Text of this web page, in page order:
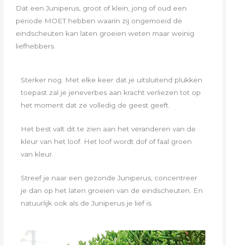
Dat een Juniperus, groot of klein, jong of oud een
periode MOET hebben waarin zij ongemoeid de
eindscheuten kan laten groeienweten maar weinig
liefhebbers.
Sterker nog. Met elke keer dat je uitsluitend plukken
toepast zal je jeneverbes aan kracht verliezen tot op
het moment dat ze volledig de geest geeft.
Het best valt dit te zien aan het veranderen van de
kleur van het loof. Het loof wordt dof of faal groen
van kleur.
Streef je naar een gezonde Juniperus, concentreer
je dan op het laten groeien van de eindscheuten. En
natuurlijk ook als de Juniperus je lief is.